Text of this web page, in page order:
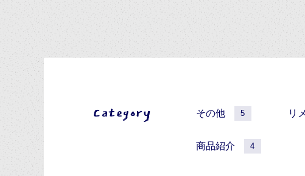
Category その他 5 リ
商品紹介 4